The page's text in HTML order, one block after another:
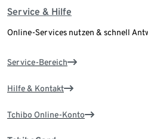
Service & Hilfe
Online-Services nutzen & schnell
Service-Bereich
Hilfe & Kontakt
Tchibo Online-Konto